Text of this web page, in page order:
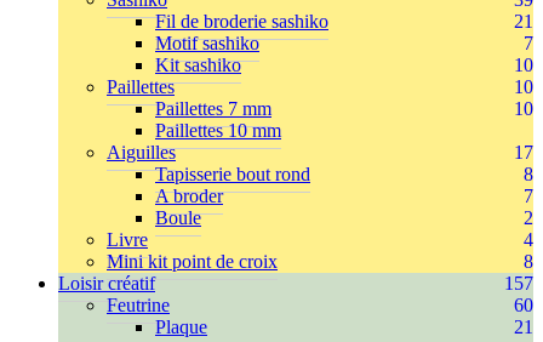
Fil de broderie sashiko
21
Motif sashiko
7
Kit sashiko
10
Paillettes
10
Paillettes 7 mm
10
Paillettes 10 mm
Aiguilles
17
Tapisserie bout rond
8
A broder
7
Boule
2
Livre
4
Mini kit point de croix
8
Loisir créatif
157
Feutrine
60
Plaque
21